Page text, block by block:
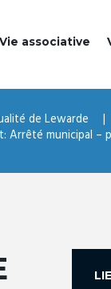
Vie associative
de Lewarde
Arrêté municipal –